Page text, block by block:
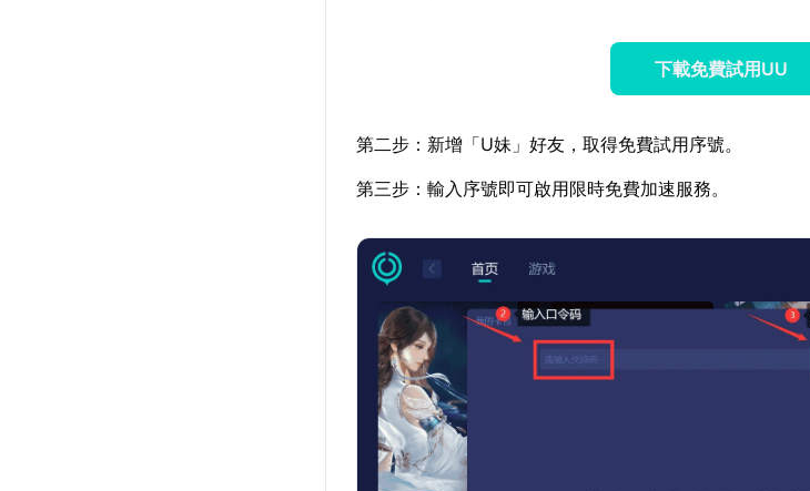
下載免費試用UU
第二步：新增「U妹」好友，取得免費試用序號。
第三步：輸入序號即可啟用限時免費加速服務。